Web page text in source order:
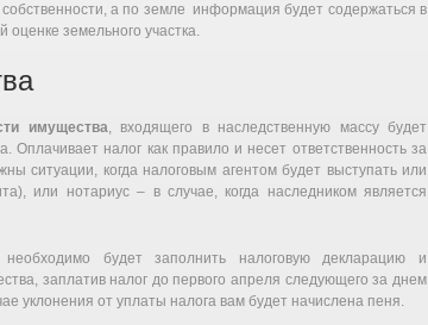
собственности, а по земле информация будет содержаться в
земельного участка.
имущества, входящего в наследственную массу будет
Оплачивает налог как правило и несет ответственность за
ситуации, когда налоговым агентом будет выступать или
или нотариус – в случае, когда наследником является
будет заполнить налоговую декларацию и
заплатив налог до первого апреля следующего за днем
уклонения от уплаты налога вам будет начислена пеня.